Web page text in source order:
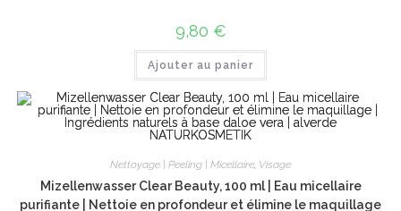
9,80 €
Ajouter au panier
Nettoyage | Peeling | Micellaire, Visage
Mizellenwasser Clear Beauty, 100 ml | Eau micellaire
purifiante | Nettoie en profondeur et élimine le maquillage